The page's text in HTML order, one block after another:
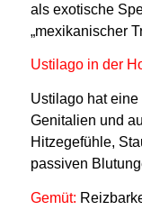
als exotische
„mexikanischer
Ustilago in der
Ustilago hat
Genitalien und
Hitzegefühle,
passiven
Gemüt: